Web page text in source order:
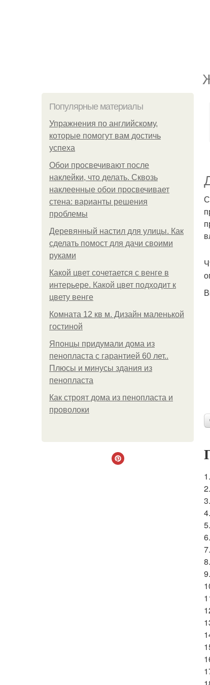
Популярные материалы
Упражнения по английскому,
которые помогут вам достичь
успеха
Обои просвечивают после
наклейки, что делать. Сквозь
наклеенные обои просвечивает
стена: варианты решения
проблемы
Деревянный настил для улицы. Как
сделать помост для дачи своими
руками
Какой цвет сочетается с венге в
интерьере. Какой цвет подходит к
цвету венге
Комната 12 кв м. Дизайн маленькой
гостиной
Японцы придумали дома из
пенопласта с гарантией 60 лет..
Плюсы и минусы здания из
пенопласта
Как строят дома из пенопласта и
проволоки
1.
2.
3.
4.
5.
6.
7.
8.
9.